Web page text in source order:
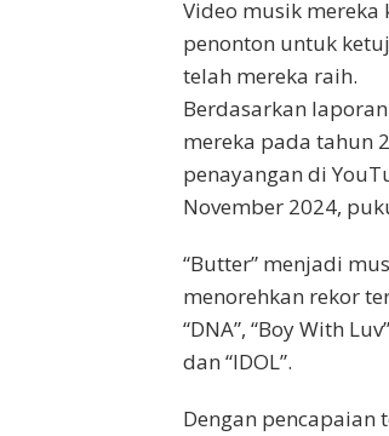
Video musik
penonton untuk
telah mereka raih.
Berdasarkan
mereka pada tahun
penayangan di
November 2024,
“Butter” menjadi
menorehkan rekor
“DNA”, “Boy With
dan “IDOL”.
Dengan pencapaian